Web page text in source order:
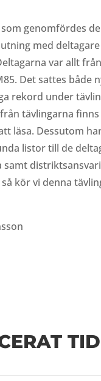
genomfördes
med
var allt
Det sattes både
rekord under
tävlingarna
läsa. Dessutom
listor till de
kör vi denna